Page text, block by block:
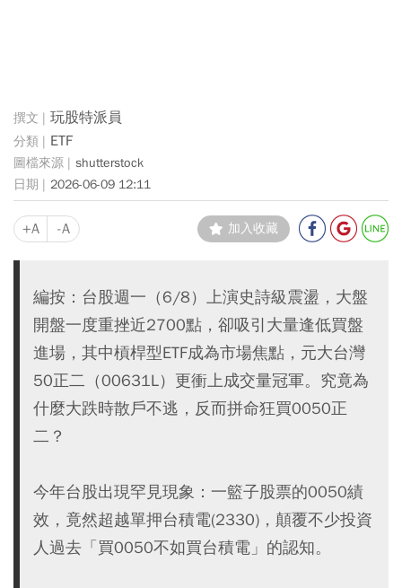
玩股特派員
ETF
shutterstock
2026-06-09 12:11
+A -A 加入收藏
編按：台股週一（6/8）上演史詩級震盪，大盤
開盤一度重挫近2700點，卻吸引大量逢低買盤
進場，其中槓桿型ETF成為市場焦點，元大台灣
50正二（00631L）更衝上成交量冠軍。究竟為
什麼大跌時散戶不逃，反而拼命狂買0050正
二？
今年台股出現罕見現象：一籃子股票的0050績
效，竟然超越單押台積電(2330)，顛覆不少投資
人過去「買0050不如買台積電」的認知。